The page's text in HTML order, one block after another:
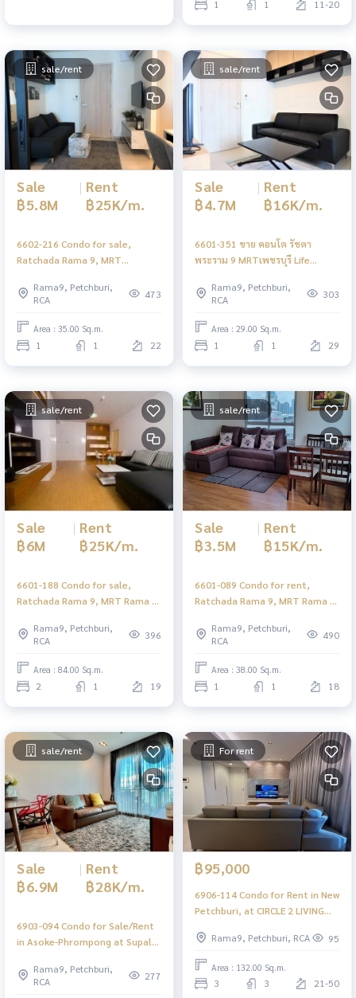
1 1 11-20
sale/rent
Sale
฿5.8M
| Rent
฿25K/m.
6602-216 Condo for sale,
Ratchada Rama 9, MRT
bedroom, high floor
Rama9, Petchburi,
RCA
473
Area : 35.00 Sq.m.
1 1 22
sale/rent
Sale
฿4.7M
| Rent
฿16K/m.
6601-351 ขาย คอนโด รัชดา
พระราม 9 MRTเพชรบุรี Life
Rama9, Petchburi,
RCA
303
Area : 29.00 Sq.m.
1 1 29
sale/rent
Sale
฿6M
| Rent
฿25K/m.
6601-188 Condo for sale,
Ratchada Rama 9, MRT Rama 9,
Thonglor, 2 bedrooms.
Rama9, Petchburi,
RCA
396
Area : 84.00 Sq.m.
2 1 19
sale/rent
Sale
฿3.5M
| Rent
฿15K/m.
6601-089 Condo for rent,
Ratchada Rama 9, MRT Rama 9,
Ratchada, 1 bed.
Rama9, Petchburi,
RCA
490
Area : 38.00 Sq.m.
1 1 18
sale/rent
Sale
฿6.9M
| Rent
฿28K/m.
6903-094 Condo for Sale/Rent
in Asoke-Phrompong at Supalai
AsokeRama9, Petchburi,
RCA
277
For rent
฿95,000
6906-114 Condo for Rent in New
Petchburi, at CIRCLE 2 LIVING
Petchburi
Rama9, Petchburi, RCA 95
Area : 132.00 Sq.m.
3 3 21-50